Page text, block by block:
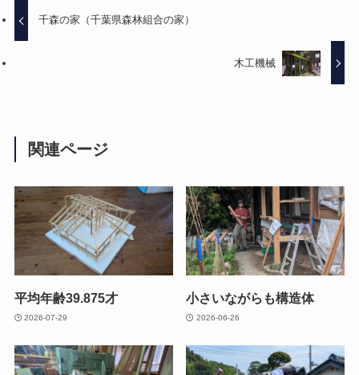
千森の家（千葉県森林組合の家）
木工機械
関連ページ
平均年齢39.875才
2026-07-29
小さいながらも構造体
2026-06-26